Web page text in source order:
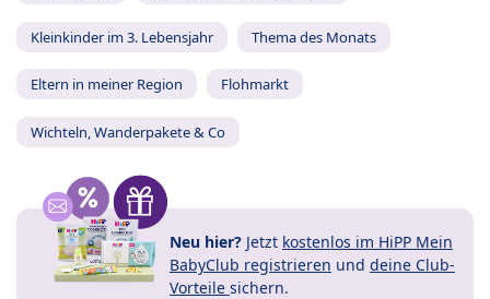
Kleinkinder im 3. Lebensjahr Thema des Monats
Eltern in meiner Region Flohmarkt
Wichteln, Wanderpakete & Co
Neu hier? Jetzt kostenlos im HiPP Mein
BabyClub registrieren und deine Club-
Vorteile sichern.